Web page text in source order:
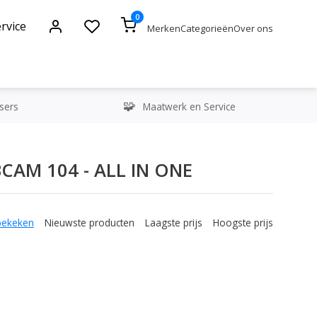
0
MerkenCategorieënOver ons
Maatwerk en Service
104 - ALL IN ONE
Nieuwste producten Laagste prijs Hoogste prijs